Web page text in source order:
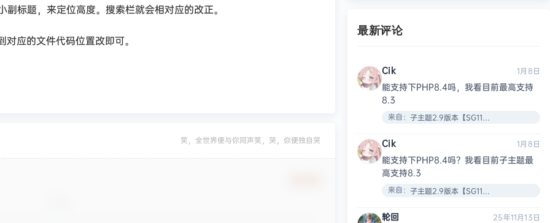
标题，来定位高度。搜索栏就会相对应的改正。
应的文件代码位置改即可。
笑，全世界便与你同声笑，哭，你便独自哭
最新评论
Cik 1月8日
能支持下PHP8.4吗，我看目前最高支持
8.3
来自： 子主题2.9版本【SG11插件安装教程】
Cik 1月8日
能支持下PHP8.4吗？我看目前子主题最
高支持8.3
来自： 子主题2.9版本【SG11插件安装教程】
轮回 25年11月13日